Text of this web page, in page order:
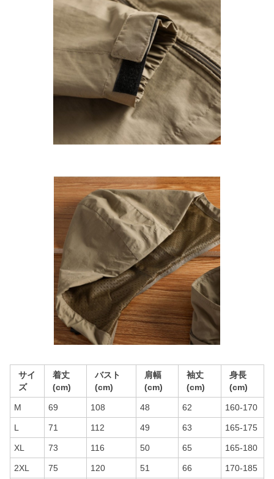
サイ
ズ
着丈
(cm)
バスト
(cm)
肩幅
(cm)
袖丈
(cm)
身長
(cm)
M 69 108 48 62 160-170
L 71 112 49 63 165-175
XL 73 116 50 65 165-180
2XL 75 120 51 66 170-185